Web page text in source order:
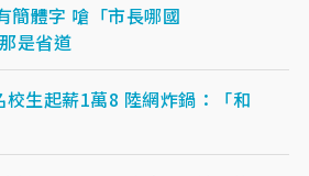
簡體字 嗆「市長哪國
是省道
生起薪1萬8 陸網炸鍋：「和